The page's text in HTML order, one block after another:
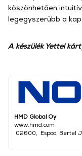
HMD Global Oy
www.hmd.com
02600, Espoo, Bertel
köszönhetően
legegyszerűbb a
A készülék Yettel